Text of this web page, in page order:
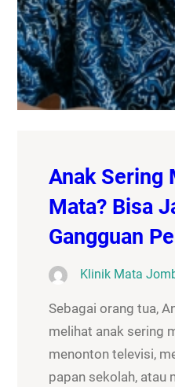
Anak Sering
Mata? Bisa
Gangguan
Klinik Mata
Sebagai orang tua,
melihat anak sering
menonton televisi,
papan sekolah, atau